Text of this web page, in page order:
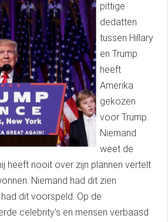
pittige
dedatten
tussen Hillary
en Trump
heeft
Amerika
gekozen
voor Trump.
Niemand
weet de
heeft nooit over zijn plannen vertelt
Niemand had dit zien
dit voorspeld. Op de
celebrity's en mensen verbaasd